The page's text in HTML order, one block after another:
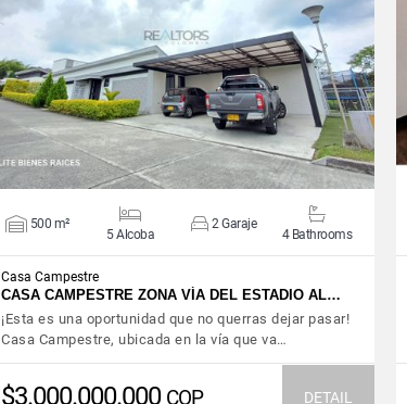
VIEW DETAILS
500 m²
5 Alcoba
2 Garaje
4 Bathrooms
Casa Campestre
CASA CAMPESTRE ZONA VÍA DEL ESTADIO AL…
¡Esta es una oportunidad que no querras dejar pasar!
Casa Campestre, ubicada en la vía que va…
$3.000.000.000 COP DETAIL